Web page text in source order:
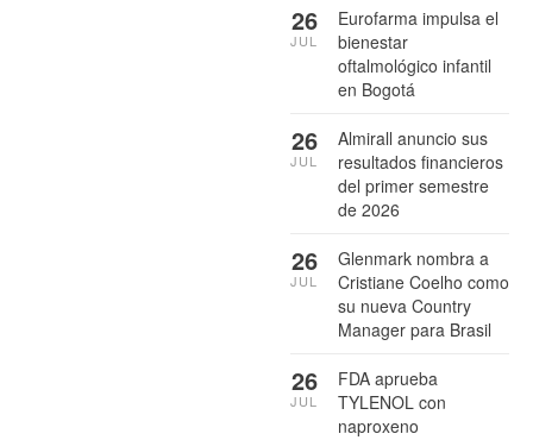
Eurofarma impulsa el
bienestar
oftalmológico infantil
en Bogotá
26
JUL
Almirall anuncio sus
resultados financieros
del primer semestre
de 2026
26
JUL
Glenmark nombra a
Cristiane Coelho como
su nueva Country
Manager para Brasil
26
JUL
FDA aprueba
TYLENOL con
naproxeno
26
JUL